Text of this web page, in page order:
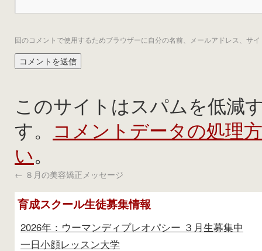
回のコメントで使用するためブラウザーに自分の名前、メールアドレス、サ
このサイトはスパムを低減
す。
コメントデータの処理
い。
← ８月の美容矯正メッセージ
育成スクール生徒募集情報
2026年：ウーマンディプレオパシー ３月生募集中
一日小顔レッスン大学